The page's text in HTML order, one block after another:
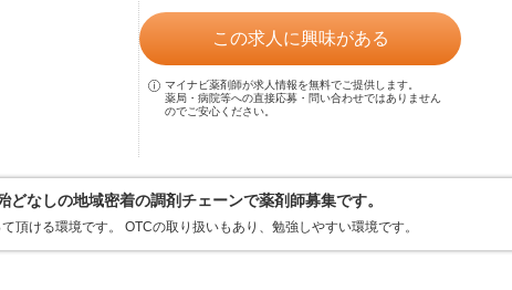
この求人に興味がある
マイナビ薬剤師が求人情報を無料でご提供します。
薬局・病院等への直接応募・問い合わせではありません
のでご安心ください。
どなしの地域密着の調剤チェーンで薬剤師募集です。
頂ける環境です。 OTCの取り扱いもあり、勉強しやすい環境です。